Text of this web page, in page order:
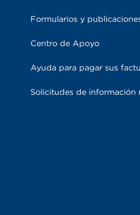
Formularios y
Centro de Apoyo
Ayuda para pagar sus
Solicitudes de información